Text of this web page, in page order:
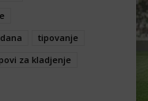
tipovanje
za kladjenje